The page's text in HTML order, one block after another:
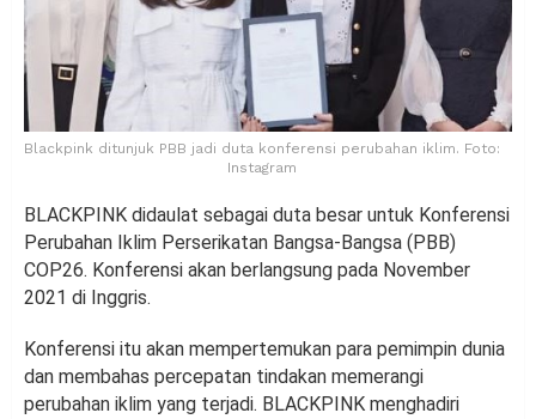
Blackpink ditunjuk PBB jadi duta konferensi perubahan iklim. Foto:
Instagram
BLACKPINK didaulat sebagai duta besar untuk Konferensi
Perubahan Iklim Perserikatan Bangsa-Bangsa (PBB)
COP26. Konferensi akan berlangsung pada November
2021 di Inggris.
Konferensi itu akan mempertemukan para pemimpin dunia
dan membahas percepatan tindakan memerangi
perubahan iklim yang terjadi. BLACKPINK menghadiri